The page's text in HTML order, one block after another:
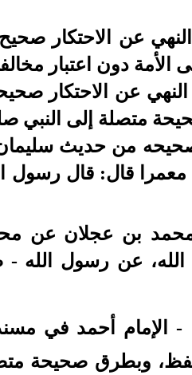
النهي عن الاحتكار
دون اعتبار
النهي عن الاحتكار
متصلة إلى النبي
من حديث
قال: قال رسول
بن عجلان عن
عن رسول الله -
- الإمام أحمد في
وبطرق صحيحة